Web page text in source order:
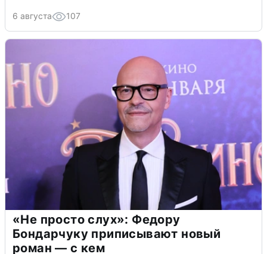
6 августа 107
«Не просто слух»: Федору
Бондарчуку приписывают новый
роман — с кем